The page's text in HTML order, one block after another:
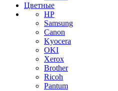
Цветные
HP
Samsung
Canon
Kyocera
OKI
Xerox
Brother
Ricoh
Pantum